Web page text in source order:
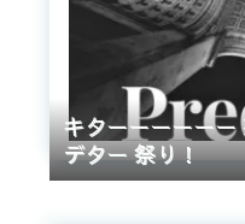
キターーーーー
デター 祭り！